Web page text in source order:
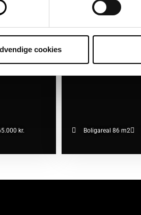
cookies
kr. Boligareal 86 m2